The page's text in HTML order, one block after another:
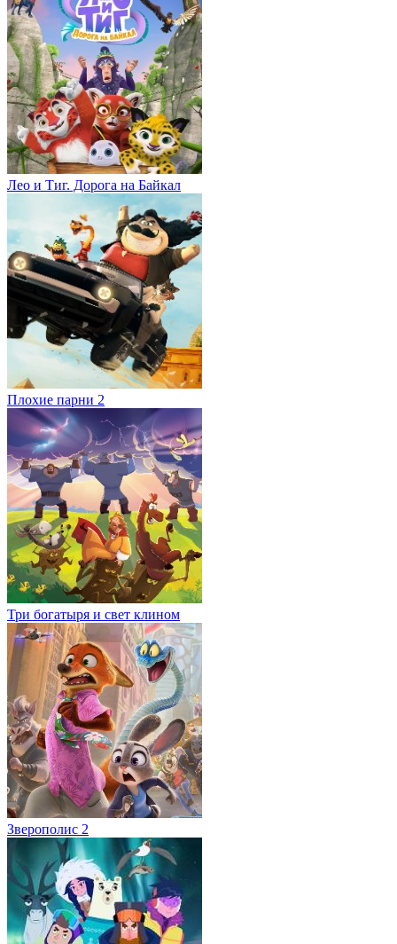
Лео и Тиг. Дорога на Байкал
Плохие парни 2
Три богатыря и свет клином
Зверополис 2